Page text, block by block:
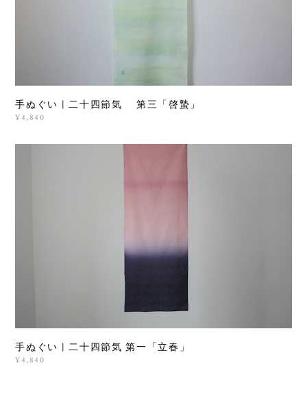
手ぬぐい | 二十四節気 第三「啓蟄」
¥4,840
手ぬぐい | 二十四節気 第一「立春」
¥4,840